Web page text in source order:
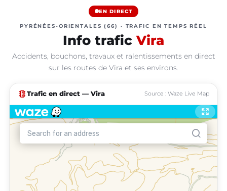
EN DIRECT
PYRÉNÉES-ORIENTALES (66) · TRAFIC EN TEMPS RÉEL
Info trafic Vira
Accidents, bouchons, travaux et ralentissements en direct
sur les routes de Vira et ses environs.
traffic Trafic en direct — Vira Source : Waze Live Map